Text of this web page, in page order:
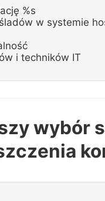
%s
w systemie
i techników IT
wybór